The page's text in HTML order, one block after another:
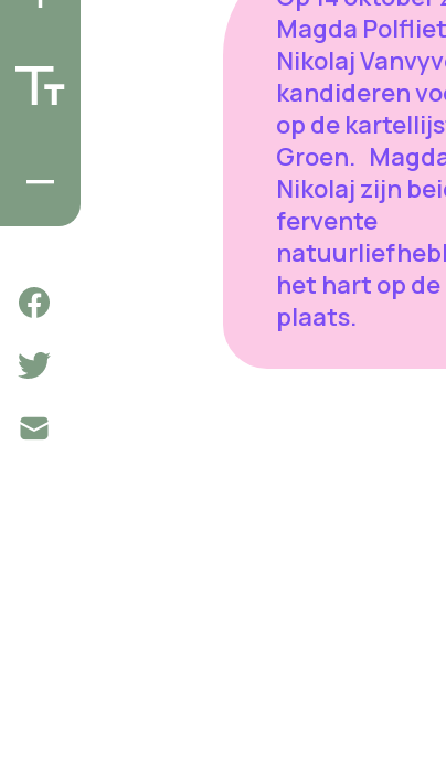
Magda
Nikolaj
kandideren
op de
Groen.
Nikolaj zijn
fervente
het hart op
plaats.